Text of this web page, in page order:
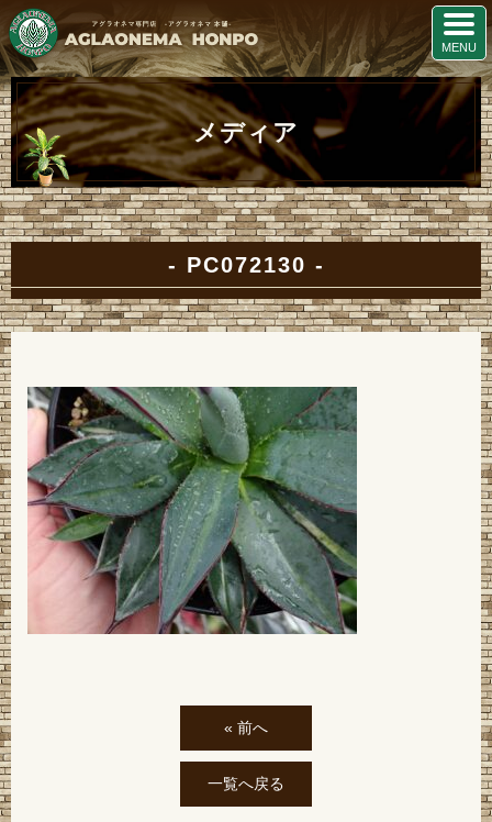
メディア
PC072130
« 前へ
一覧へ戻る